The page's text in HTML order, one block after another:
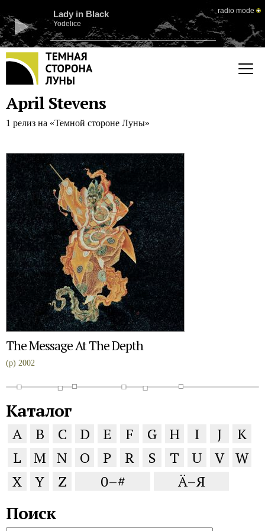
Lady in Black
Yodelice
radio mode
April Stevens
1 релиз на «Темной стороне Луны»
The Message At The Depth
(p) 2002
Каталог
A B C D E F G H I J
K
L
M N O P R S T U V W
X
Y Z 0–# Ä–Я
Поиск